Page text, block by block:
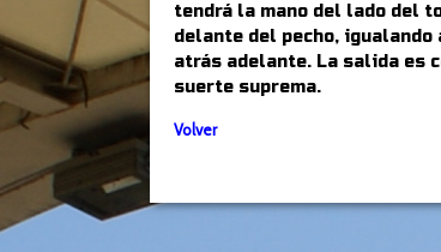
tendrá la mano del lado del
delante del pecho,
atrás adelante. La salida es
suerte suprema.
Volver